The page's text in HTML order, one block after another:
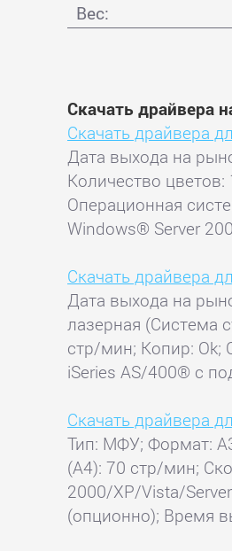
Вес:
Скачать драйвера
Скачать драйвера
Дата выхода на
Количество
Операционная
Windows® Server
Скачать драйвера
Дата выхода на
лазерная (Система
стр/мин; Копир: Ok;
iSeries AS/400® с
Скачать драйвера
Тип: МФУ; Формат:
(А4): 70 стр/мин;
2000/XP/Vista/
(опционно); Время